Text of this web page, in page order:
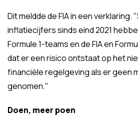
Dit meldde de FIA in een verklaring.
inflatiecijfers sinds eind 2021
Formule 1-teams en de FIA ​​en
dat er een risico ontstaat op het
financiële regelgeving als er geen
genomen."
Doen, meer poen